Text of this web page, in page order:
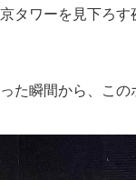
タワーを見下ろ
た瞬間から、この